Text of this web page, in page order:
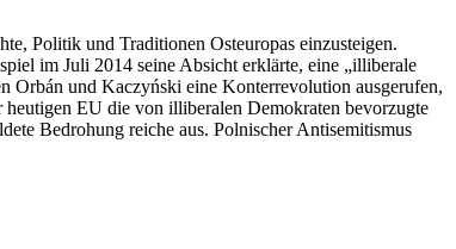
Politik und Traditionen Osteuropas einzusteigen.
im Juli 2014 seine Absicht erklärte, eine „illiberale
Orbán und Kaczyński eine Konterrevolution ausgerufen,
EU die von illiberalen Demokraten bevorzugte
Bedrohung reiche aus. Polnischer Antisemitismus